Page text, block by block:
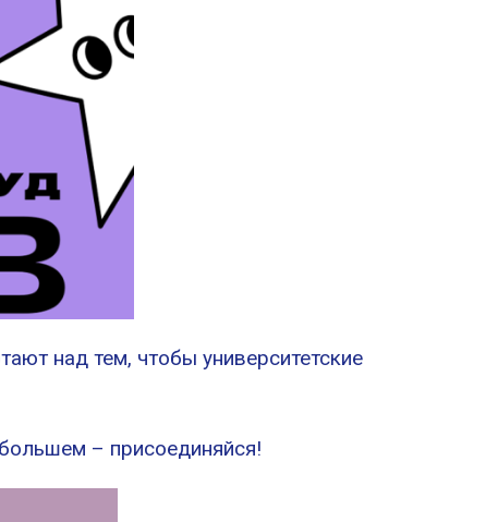
над тем, чтобы университетские
– присоединяйся!